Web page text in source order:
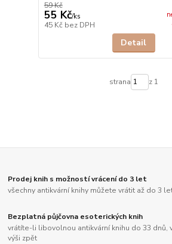
59 Kč
55 Kč/ks
45 Kč bez DPH
Detail
strana z 1
Prodej knih s možností vrácení do 3 let
všechny antikvární knihy můžete vrátit až do 3
Bezplatná půjčovna esoterických knih
vrátíte-li libovolnou antikvární knihu do 33 dnů,
výši zpět